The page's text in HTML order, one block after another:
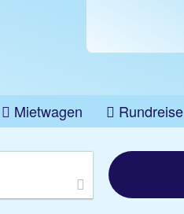
Mietwagen Rundreise